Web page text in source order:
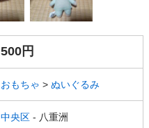
500円
おもちゃ > ぬいぐるみ
中央区 - 八重洲